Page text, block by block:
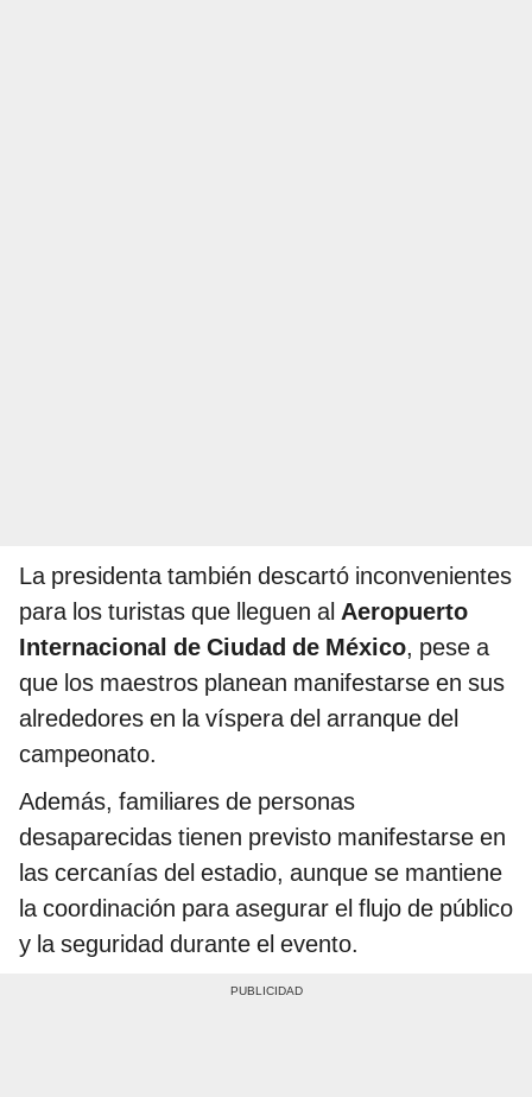
La presidenta también descartó inconvenientes
para los turistas que lleguen al Aeropuerto
Internacional de Ciudad de México, pese a
que los maestros planean manifestarse en sus
alrededores en la víspera del arranque del
campeonato.
Además, familiares de personas
desaparecidas tienen previsto manifestarse en
las cercanías del estadio, aunque se mantiene
la coordinación para asegurar el flujo de público
y la seguridad durante el evento.